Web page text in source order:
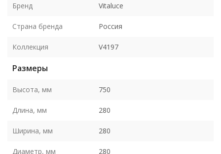
Бренд Vitaluce
Страна бренда Россия
Коллекция V4197
Размеры
Высота, мм 750
Длина, мм 280
Ширина, мм 280
Диаметр, мм 280